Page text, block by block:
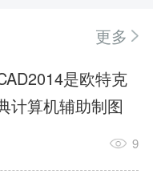
更多
是欧特克
计算机辅助制图
稳定2D施工图绘
9